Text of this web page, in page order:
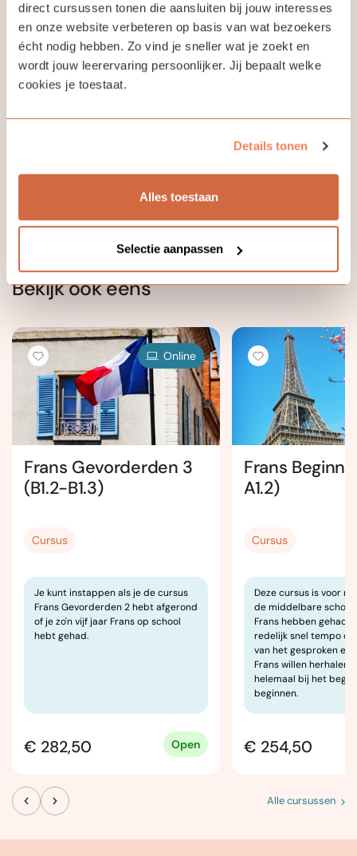
direct cursussen tonen die aansluiten bij jouw interesses
en onze website verbeteren op basis van wat bezoekers
écht nodig hebben. Zo vind je sneller wat je zoekt en
wordt jouw leerervaring persoonlijker. Jij bepaalt welke
cookies je toestaat.
Details tonen
Alles toestaan
Selectie aanpassen
Jouw docent
Bekijk ook eens
Online
Frans Gevorderden 3
(B1.2-B1.3)
Cursus
Je kunt instappen als je de cursus
Frans Gevorderden 2 hebt afgerond
of je zo'n vijf jaar Frans op school
hebt gehad.
€ 282,50 Open
Frans
A1.2)
Cursus
Deze cursus is voor
de middelbare school
Frans hebben gehad
redelijk snel tempo
van het gesproken en
Frans willen herhalen,
helemaal bij het begin
beginnen.
€ 254,50
Alle cursussen